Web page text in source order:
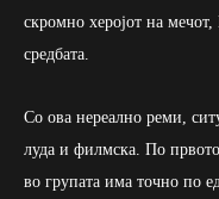
скромно херојот на
средбата.
Со ова нереално реми,
луда и филмска. По првото
во групата има точно по